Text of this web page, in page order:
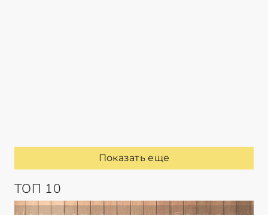
Показать еще
ТОП 10